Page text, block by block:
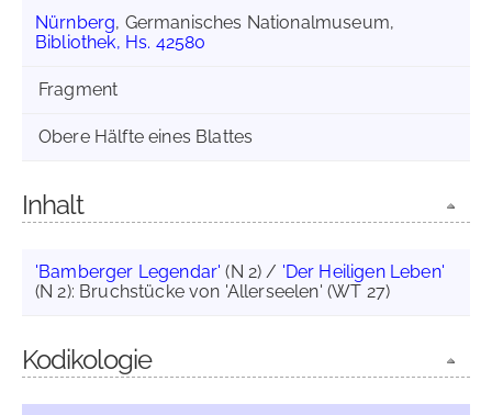
Nürnberg, Germanisches Nationalmuseum,
Bibliothek, Hs. 42580
Fragment
Obere Hälfte eines Blattes
Inhalt
'Bamberger Legendar' (N 2) / 'Der Heiligen Leben'
(N 2): Bruchstücke von 'Allerseelen' (WT 27)
Kodikologie